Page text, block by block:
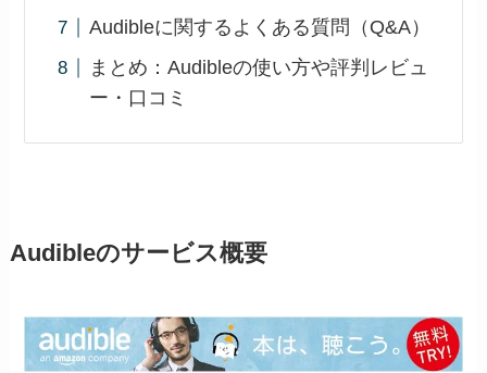
Audibleに関するよくある質問（Q&A）
まとめ：Audibleの使い方や評判レビュ
ー・口コミ
Audibleのサービス概要